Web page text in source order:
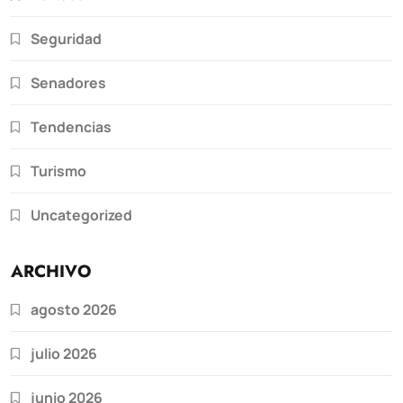
Seguridad
Senadores
Tendencias
Turismo
Uncategorized
ARCHIVO
agosto 2026
julio 2026
junio 2026